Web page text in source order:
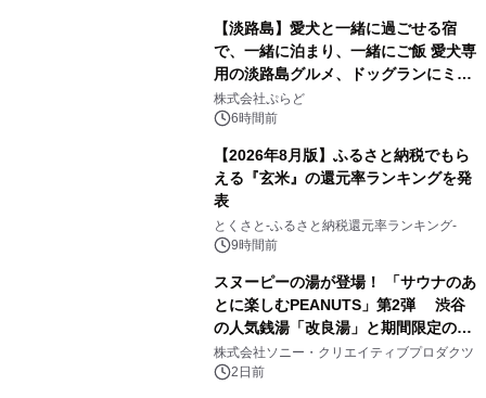
【淡路島】愛犬と一緒に過ごせる宿
で、一緒に泊まり、一緒にご飯 愛犬専
用の淡路島グルメ、ドッグランにミニ
プール グランピングとトレーラーハウ
スの2施設で
株式会社ぷらど
6時間前
【2026年8月版】ふるさと納税でもら
える『玄米』の還元率ランキングを発
表
とくさと-ふるさと納税還元率ランキング-
9時間前
スヌーピーの湯が登場！ 「サウナのあ
とに楽しむPEANUTS」第2弾 渋谷
の人気銭湯「改良湯」と期間限定のコ
ラボレーション サウナイキタイコラ
ボグッズも発売決定！
株式会社ソニー・クリエイティブプロダクツ
2日前